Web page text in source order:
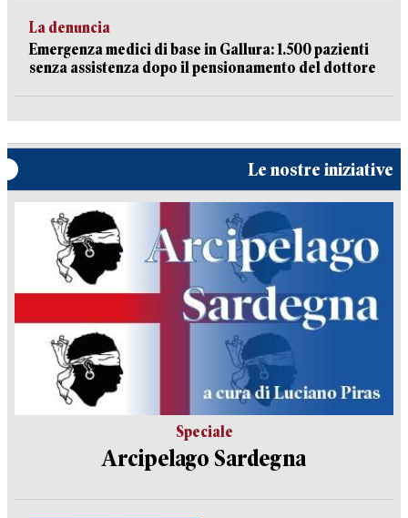
La denuncia
Emergenza medici di base in Gallura: 1.500 pazienti
senza assistenza dopo il pensionamento del dottore
Le nostre iniziative
Speciale
Arcipelago Sardegna